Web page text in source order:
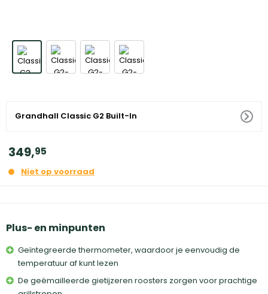
Grandhall Classic G2 Built-In
349,95
Niet op voorraad
Plus- en minpunten
Geïntegreerde thermometer, waardoor je eenvoudig de
temperatuur af kunt lezen
De geëmailleerde gietijzeren roosters zorgen voor prachtige